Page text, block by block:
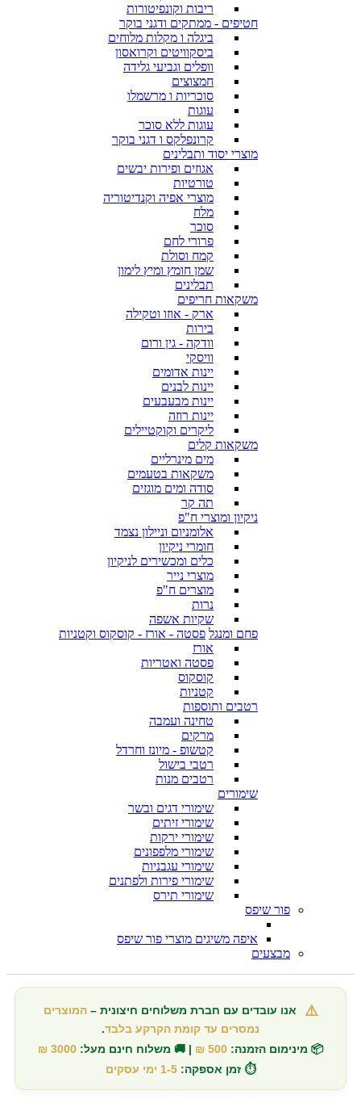
ריבות וקונפיטורות
חטיפים - ממתקים ודגני בוקר
ביגלה ו מקלות מלוחים
ביסקוויטים וקרואסון
וופלים וגביעי גלידה
חמצוצים
סוכריות ו מרשמלו
עוגות
עוגות ללא סוכר
קרונפלקס ו דגני בוקר
מוצרי יסוד ותבלינים
אגוזים ופירות יבשים
טורטיות
מוצרי אפיה וקנדיטוריה
מלח
סוכר
פרורי לחם
קמח וסולת
שמן חומץ ומיץ לימון
תבלינים
משקאות חריפים
ארק - אוזו וטקילה
בירות
וודקה - גין ורום
וויסקי
יינות אדומים
יינות לבנים
יינות מבעבעים
יינות רוזה
ליקרים וקוקטיילים
משקאות קלים
מים מינרליים
משקאות בטעמים
סודה ומים מוגזים
תה קר
ניקיון ומוצרי ח"פ
אלומניום וניילון נצמד
חומרי ניקיון
כלים ומכשירים לניקיון
מוצרי נייר
מוצרים ח"פ
נרות
שקיות אשפה
פחם ומנגל פסטה - אורז - קוסקוס וקטניות
אורז
פסטה ואטריות
קוסקוס
קטניות
רטבים ותוספות
טחינה ועמבה
מרקים
קטשופ - מיונז וחרדל
רטבי בישול
רטבים מנות
שימורים
שימורי דגים ובשר
שימורי זיתים
שימורי ירקות
שימורי מלפפונים
שימורי עגבניות
שימורי פירות ולפתנים
שימורי תירס
פור שיפס
איפה משיגים מוצרי פור שיפס
מבצעים
⚠️ אנו עובדים עם חברת משלוחים חיצונית –המוצרים
נמסרים עד קומת הקרקע בלבד.
📦 מינימום הזמנה: 500 ₪ | 🚚 משלוח חינם מעל: 3000 ₪
⏱️ זמן אספקה: 1-5 ימי עסקים